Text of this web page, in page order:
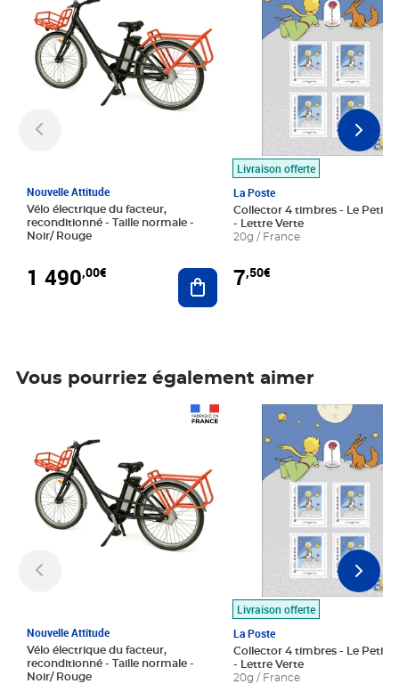
Nouvelle Attitude
Vélo électrique du facteur,
reconditionné - Taille normale -
Noir/ Rouge
1 490,00€ Ajouter au panier
Livraison offerte
La Poste
Collector 4 timbres - Le Petit
- Lettre Verte
20g / France
7,50€
Vous pourriez également aimer
Nouvelle Attitude
Vélo électrique du facteur,
reconditionné - Taille normale -
Noir/ Rouge
Livraison offerte
La Poste
Collector 4 timbres - Le Petit
- Lettre Verte
20g / France
Prix 7,50€